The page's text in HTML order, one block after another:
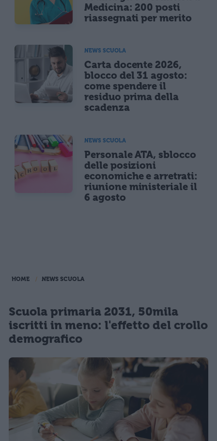
Medicina: 200 posti
riassegnati per merito
NEWS SCUOLA
Carta docente 2026,
blocco del 31 agosto:
come spendere il
residuo prima della
scadenza
NEWS SCUOLA
Personale ATA, sblocco
delle posizioni
economiche e arretrati:
riunione ministeriale il
6 agosto
HOME NEWS SCUOLA
Scuola primaria 2031, 50mila
iscritti in meno: l'effetto del crollo
demografico